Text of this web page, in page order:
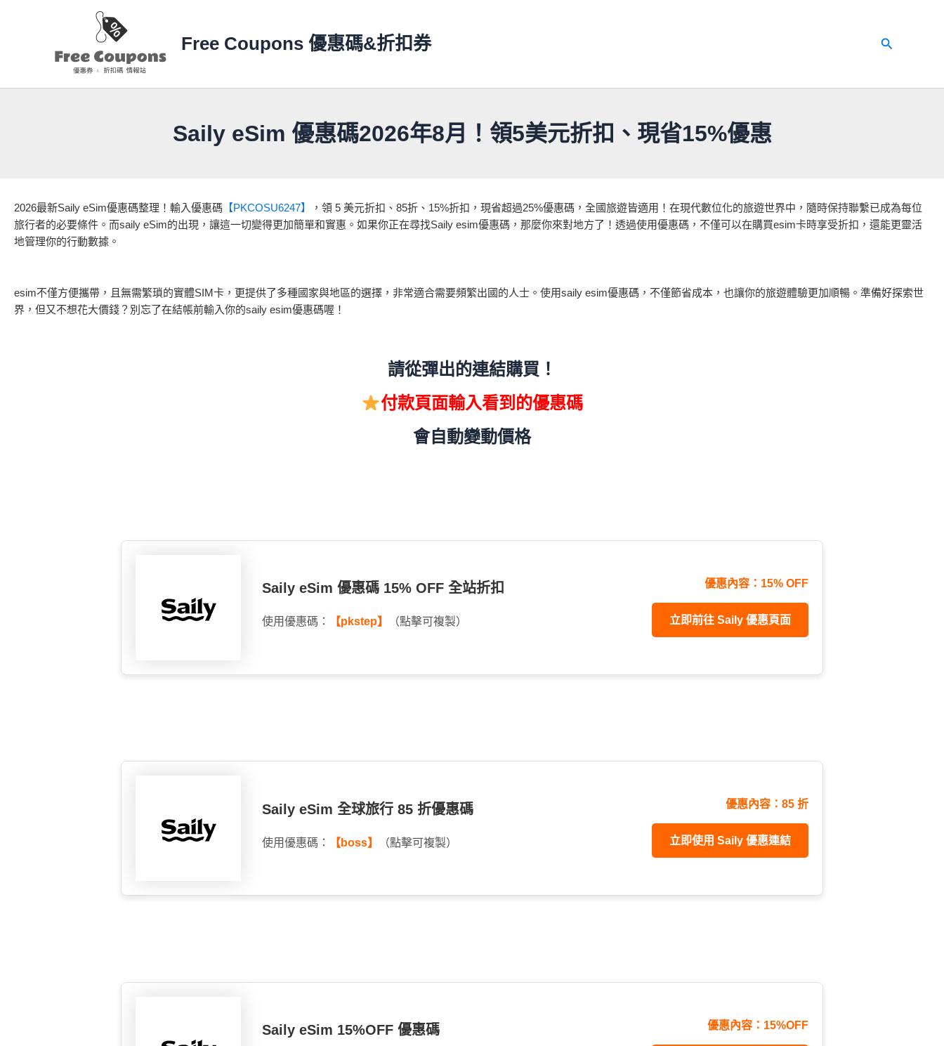
容
Free Coupons 優惠碼&折扣券
搜
Saily eSim 優惠碼2026年8月！領5美元折扣、現省15%優惠
2026最新Saily eSim優惠碼整理！輸入優惠碼 【PKCOSU6247】
，領 5 美元折扣、85折、15%折扣，現省超過25%優惠碼，全國旅遊皆適用！在現代數位化的旅遊世界中，隨時保持聯繫已成為每位
旅行者的必要條件。而saily eSim的出現，讓這一切變得更加簡單和實惠。如果你正在尋找Saily esim優惠碼，那麼你來對地方了！透過使用優惠碼，不僅可以在購買esim卡時享受折扣，還能更靈活
地管理你的行動數據。
esim不僅方便攜帶，且無需繁瑣的實體SIM卡，更提供了多種國家與地區的選擇，非常適合需要頻繁出國的人士。使用saily esim優惠碼，不僅節省成本，也讓你的旅遊體驗更加順暢。準備好探索世
界，但又不想花大價錢？別忘了在結帳前輸入你的saily esim優惠碼喔！
請從彈出的連結購買！
付款頁面輸入看到的優惠碼
會自動變動價格
Saily eSim 優惠碼 15% OFF 全站折扣
使用優惠碼： 【pkstep】 （點擊可複製）
優惠內容：15% OFF
立即前往 Saily 優惠頁面
Saily eSim 全球旅行 85 折優惠碼
使用優惠碼： 【boss】 （點擊可複製）
優惠內容：85 折
立即使用 Saily 優惠連結
Saily eSim 15%OFF 優惠碼 優惠內容：15%OFF